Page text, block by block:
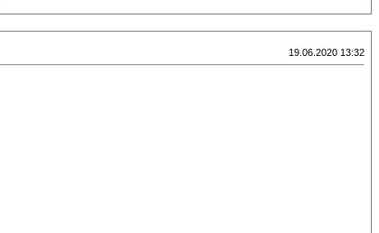
19.06.2020 13:32